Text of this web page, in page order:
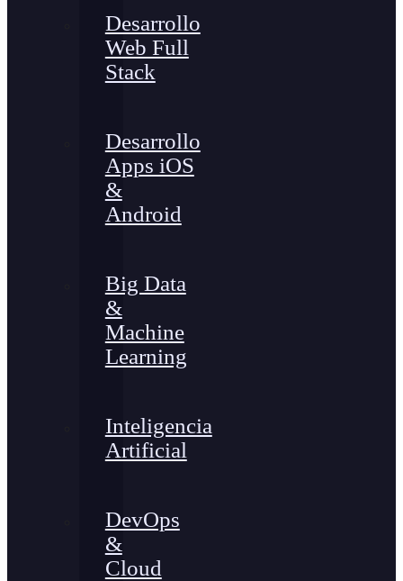
Desarrollo
Web Full
Stack
Desarrollo
Apps iOS
&
Android
Big Data
&
Machine
Learning
Inteligencia
Artificial
DevOps
&
Cloud